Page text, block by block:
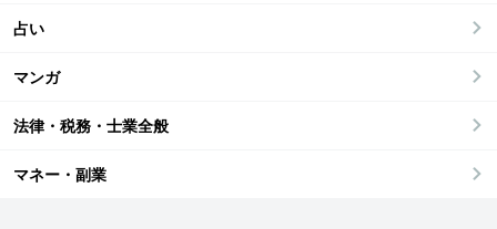
占い
マンガ
法律・税務・士業全般
マネー・副業